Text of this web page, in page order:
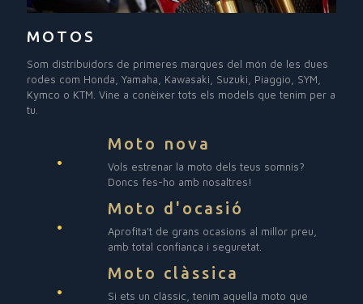
MOTOS
Som distribuidors de primeres marques del món de les dues
rodes com Honda, Yamaha, Kawasaki, Suzuki, Piaggio, SYM,
Kymco o KTM. Vine a conèixer tots els models que tenim per a
tu.
Moto nova
Vols estrenar la moto dels teus somnis?
Doncs fes-ho amb nosaltres!
Moto d'ocasió
Aprofita't de grans ocasions al millor preu,
amb total confiança i seguretat.
Moto clàssica
Si ets un clàssic, tenim aquella moto que